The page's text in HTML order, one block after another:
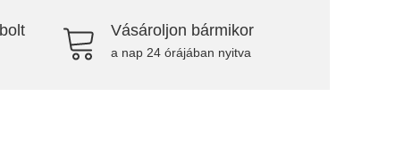
Vásároljon bármikor
a nap 24 órájában nyitva